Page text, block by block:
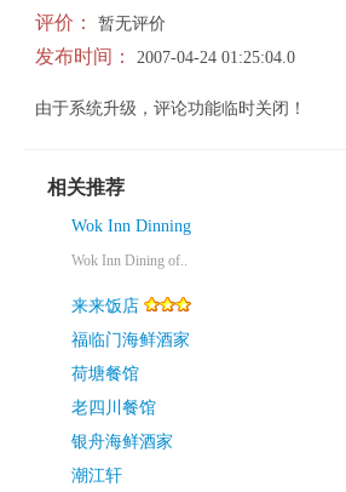
评价：
暂无评价
发布时间： 2007-04-24 01:25:04.0
由于系统升级，评论功能临时关闭！
相关推荐
Wok Inn Dinning
Wok Inn Dining of..
来来饭店
福临门海鲜酒家
荷塘餐馆
老四川餐馆
银舟海鲜酒家
潮江轩